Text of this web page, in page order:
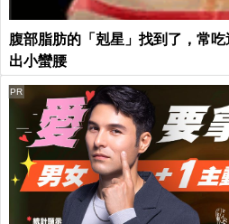
腹部脂肪的「剋星」找到了，常
出小蠻腰
PR